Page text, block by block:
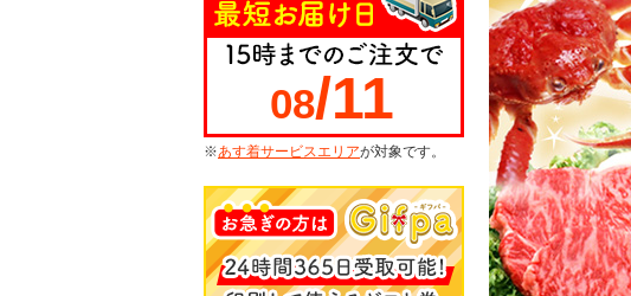
08/11
※あす着サービスエリアが対象です。